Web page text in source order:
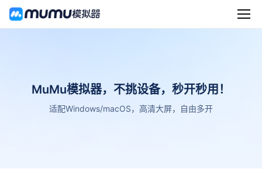
MuMu模拟器，不挑设备，秒开秒用！
适配Windows/macOS，高清大屏，自由多开